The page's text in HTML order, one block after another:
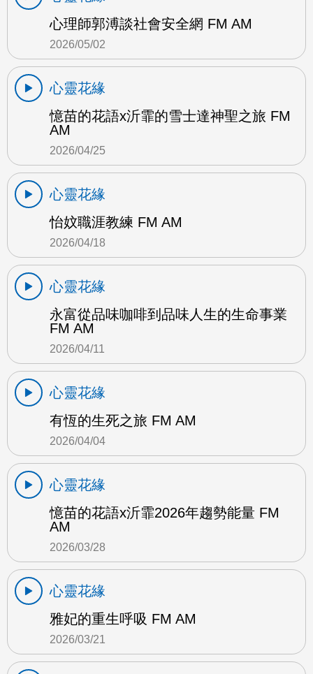
心理師郭溥談社會安全網 FM AM
2026/05/02
心靈花緣
憶苗的花語x沂霏的雪士達神聖之旅 FM
AM
2026/04/25
心靈花緣
怡妏職涯教練 FM AM
2026/04/18
心靈花緣
永富從品味咖啡到品味人生的生命事業
FM AM
2026/04/11
心靈花緣
有恆的生死之旅 FM AM
2026/04/04
心靈花緣
憶苗的花語x沂霏2026年趨勢能量 FM
AM
2026/03/28
心靈花緣
雅妃的重生呼吸 FM AM
2026/03/21